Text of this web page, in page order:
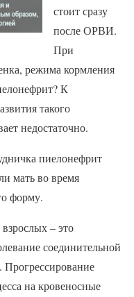
стоит сразу
после ОРВИ.
При
режима кормления
К
такого
недостаточно.
пиелонефрит
мать во время
форму.
– это
соединительной
Прогрессирование
на кровеносные